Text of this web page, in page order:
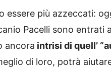
essere più azzeccati:
Pacelli sono entrati
ancora intrisi di quell’
di loro, potrà